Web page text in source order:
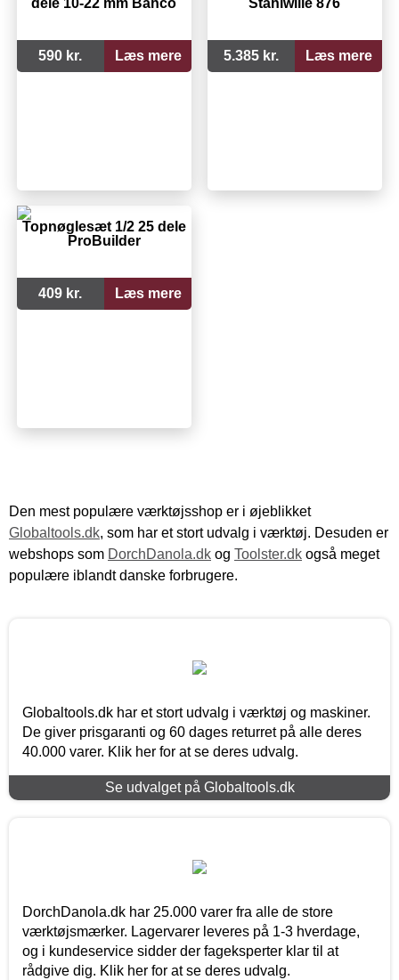
590 kr. Læs mere 5.385 kr. Læs mere
Topnøglesæt 1/2 25 dele
ProBuilder
409 kr. Læs mere
Den mest populære værktøjsshop er i øjeblikket
Globaltools.dk, som har et stort udvalg i værktøj. Desuden er
webshops som DorchDanola.dk og Toolster.dk også meget
populære iblandt danske forbrugere.
Globaltools.dk har et stort udvalg i værktøj og maskiner.
De giver prisgaranti og 60 dages returret på alle deres
40.000 varer. Klik her for at se deres udvalg.
Se udvalget på Globaltools.dk
DorchDanola.dk har 25.000 varer fra alle de store
værktøjsmærker. Lagervarer leveres på 1-3 hverdage,
og i kundeservice sidder der fageksperter klar til at
rådgive dig. Klik her for at se deres udvalg.